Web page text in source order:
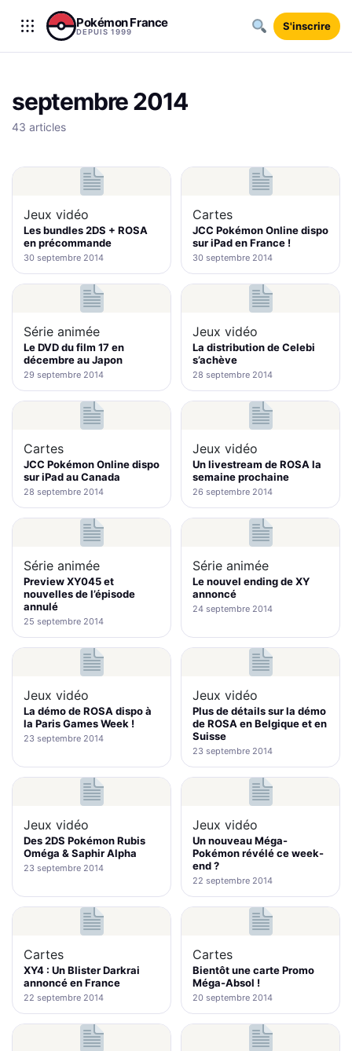
Aller au contenu
Pokémon France
DEPUIS 1999 S'inscrire
septembre 2014
43 articles
Jeux vidéo
Les bundles 2DS + ROSA
en précommande
30 septembre 2014
Cartes
JCC Pokémon Online dispo
sur iPad en France !
30 septembre 2014
Série animée
Le DVD du film 17 en
décembre au Japon
29 septembre 2014
Jeux vidéo
La distribution de Celebi
s’achève
28 septembre 2014
Cartes
JCC Pokémon Online dispo
sur iPad au Canada
28 septembre 2014
Jeux vidéo
Un livestream de ROSA la
semaine prochaine
26 septembre 2014
Série animée
Preview XY045 et
nouvelles de l’épisode
annulé
25 septembre 2014
Série animée
Le nouvel ending de XY
annoncé
24 septembre 2014
Jeux vidéo
La démo de ROSA dispo à
la Paris Games Week !
23 septembre 2014
Jeux vidéo
Plus de détails sur la démo
de ROSA en Belgique et en
Suisse
23 septembre 2014
Jeux vidéo
Des 2DS Pokémon Rubis
Oméga & Saphir Alpha
23 septembre 2014
Jeux vidéo
Un nouveau Méga-
Pokémon révélé ce week-
end ?
22 septembre 2014
Cartes
XY4 : Un Blister Darkrai
annoncé en France
22 septembre 2014
Cartes
Bientôt une carte Promo
Méga-Absol !
20 septembre 2014